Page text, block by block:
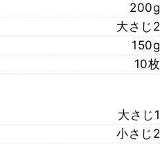
200g
大さじ2
150g
10枚
大さじ1
小さじ2